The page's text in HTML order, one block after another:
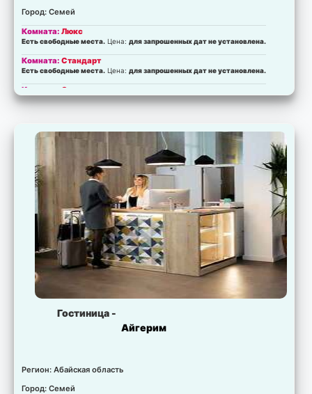
Город: Семей
Комната:Люкс
Есть свободные места. Цена:для запрошенных дат не установлена.
Комната:Стандарт
Есть свободные места. Цена:для запрошенных дат не установлена.
Комната: Стандарт
Гостиница -
Айгерим
Регион: Абайская область
Город: Семей